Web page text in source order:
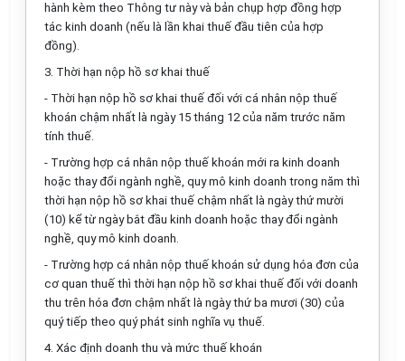
hành kèm theo Thông tư này và bản chụp hợp đồng hợp
tác kinh doanh (nếu là lần khai thuế đầu tiên của hợp
đồng).
3. Thời hạn nộp hồ sơ khai thuế
- Thời hạn nộp hồ sơ khai thuế đối với cá nhân nộp thuế
khoán chậm nhất là ngày 15 tháng 12 của năm trước năm
tính thuế.
- Trường hợp cá nhân nộp thuế khoán mới ra kinh doanh
hoặc thay đổi ngành nghề, quy mô kinh doanh trong năm thì
thời hạn nộp hồ sơ khai thuế chậm nhất là ngày thứ mười
(10) kể từ ngày bắt đầu kinh doanh hoặc thay đổi ngành
nghề, quy mô kinh doanh.
- Trường hợp cá nhân nộp thuế khoán sử dụng hóa đơn của
cơ quan thuế thì thời hạn nộp hồ sơ khai thuế đối với doanh
thu trên hóa đơn chậm nhất là ngày thứ ba mươi (30) của
quý tiếp theo quý phát sinh nghĩa vụ thuế.
4. Xác định doanh thu và mức thuế khoán